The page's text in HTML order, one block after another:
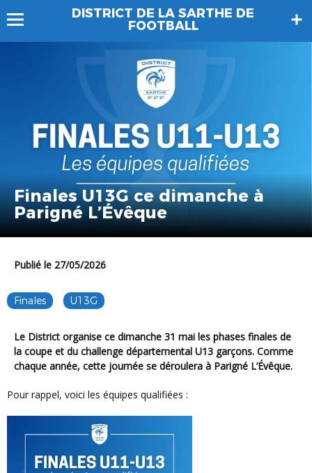
DISTRICT DE LA SARTHE DE
FOOTBALL
Finales U13G ce dimanche à
Parigné L’Évêque
Publié le 27/05/2026
Finales U13G
Le District organise ce dimanche 31 mai les phases finales de
la coupe et du challenge départemental U13 garçons. Comme
chaque année, cette journée se déroulera à Parigné L’Évêque.
Pour rappel, voici les équipes qualifiées :